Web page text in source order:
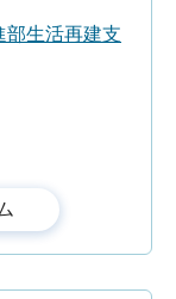
部生活再建支